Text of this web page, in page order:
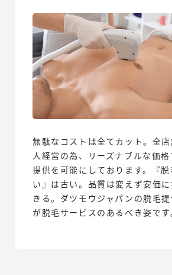
無駄なコストは全てカット。全店
人経営の為、リーズナブルな価格
提供を可能にしております。『脱
い』は古い。品質は変えず安価に
きる。ダツモウジャパンの脱毛
が脱毛サービスのあるべき姿です